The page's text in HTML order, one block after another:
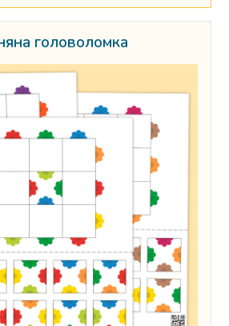
головоломка